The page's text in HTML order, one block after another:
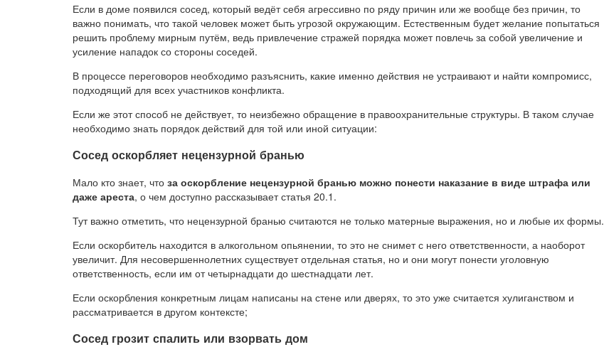
Если в доме появился сосед, который ведёт себя агрессивно по ряду причин или же вообще без причин, то
важно понимать, что такой человек может быть угрозой окружающим. Естественным будет желание попытаться
решить проблему мирным путём, ведь привлечение стражей порядка может повлечь за собой увеличение и
усиление нападок со стороны соседей.
В процессе переговоров необходимо разъяснить, какие именно действия не устраивают и найти компромисс,
подходящий для всех участников конфликта.
Если же этот способ не действует, то неизбежно обращение в правоохранительные структуры. В таком случае
необходимо знать порядок действий для той или иной ситуации:
Сосед оскорбляет нецензурной бранью
Мало кто знает, что за оскорбление нецензурной бранью можно понести наказание в виде штрафа или
даже ареста, о чем доступно рассказывает статья 20.1.
Тут важно отметить, что нецензурной бранью считаются не только матерные выражения, но и любые их формы.
Если оскорбитель находится в алкогольном опьянении, то это не снимет с него ответственности, а наоборот
увеличит. Для несовершеннолетних существует отдельная статья, но и они могут понести уголовную
ответственность, если им от четырнадцати до шестнадцати лет.
Если оскорбления конкретным лицам написаны на стене или дверях, то это уже считается хулиганством и
рассматривается в другом контексте;
Сосед грозит спалить или взорвать дом